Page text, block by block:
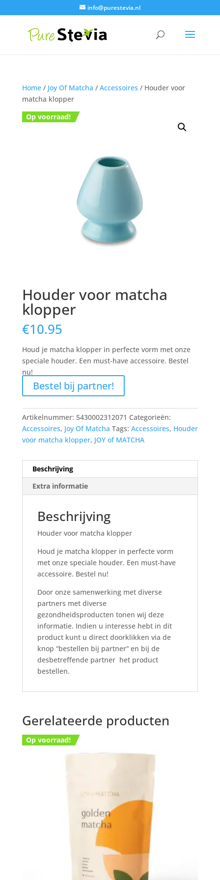
info@purestevia.nl
Home/ Joy Of Matcha / Accessoires / Houder voor
matcha klopper
Op voorraad!
Houder voor matcha
klopper
€10.95
Houd je matcha klopper in perfecte vorm met onze
speciale houder. Een must-have accessoire. Bestel
nu!
Bestel bij partner!
Artikelnummer: 5430002312071 Categorieën:
Accessoires, Joy Of Matcha Tags: Accessoires, Houder
voor matcha klopper, JOY of MATCHA
Beschrijving
Extra informatie
Beschrijving
Houder voor matcha klopper
Houd je matcha klopper in perfecte vorm
met onze speciale houder. Een must-have
accessoire. Bestel nu!
Door onze samenwerking met diverse
partners met diverse
gezondheidsproducten tonen wij deze
informatie. Indien u interesse hebt in dit
product kunt u direct doorklikken via de
knop “bestellen bij partner” en bij de
desbetreffende partner het product
bestellen.
Gerelateerde producten
Op voorraad!